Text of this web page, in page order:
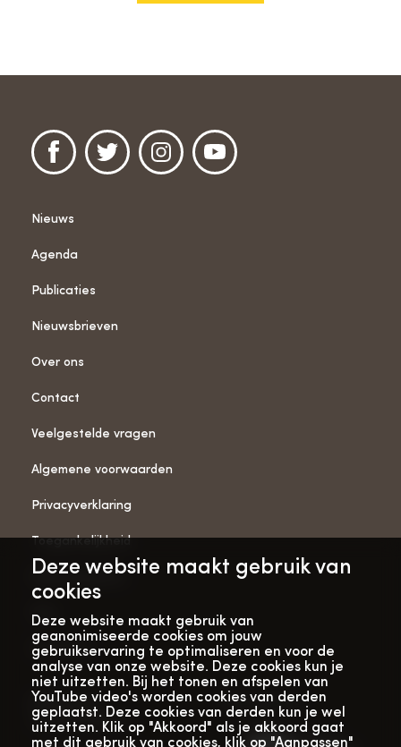
Deze website maakt gebruik van
cookies
Deze website maakt gebruik van
geanonimiseerde cookies om jouw
gebruikservaring te optimaliseren en voor de
analyse van onze website. Deze cookies kun je
niet uitzetten. Bij het tonen en afspelen van
YouTube video's worden cookies van derden
geplaatst. Deze cookies van derden kun je wel
uitzetten. Klik op "Akkoord" als je akkoord gaat
met dit gebruik van cookies, klik op "Aanpassen"
Nieuws
Agenda
Publicaties
Nieuwsbrieven
Over ons
Contact
Veelgestelde vragen
Algemene voorwaarden
Privacyverklaring
Toegankelijkheid
ANBI-gegevens
Pers
Vacatures
Bekijk onze
verhalenwebsite
Met dank aan